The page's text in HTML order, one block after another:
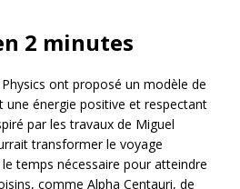
2 minutes
Physics ont proposé un modèle de
une énergie positive et respectant
par les travaux de Miguel
transformer le voyage
temps nécessaire pour atteindre
comme Alpha Centauri, de